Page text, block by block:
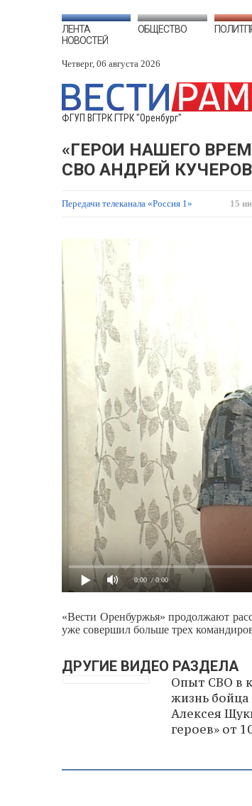
ЛЕНТА
НОВОСТЕЙ
ОБЩЕСТВО
Четверг, 06 августа 2026
ФГУП ВГТРК ГТРК "Оренбург"
«ГЕРОИ НАШЕГО
СВО АНДРЕЙ
Передачи телеканала «Россия 1» 15
0:00 / 0:00
«Вести Оренбуржья» продолжают
уже совершил больше трех
ДРУГИЕ ВИДЕО РАЗДЕЛА
Опыт СВО в
жизнь бойца
Алексея
героев» от